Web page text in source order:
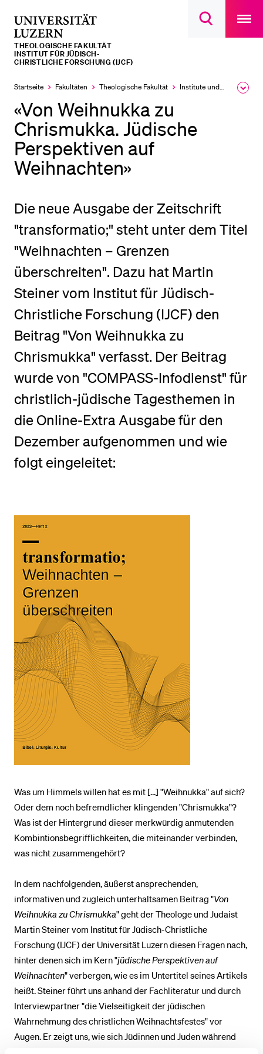
Suchdialog
main
THEOLOGISCHE FAKULTÄT
INSTITUT FÜR JÜDISCH-
CHRISTLICHE FORSCHUNG (IJCF)
Startseite Fakultäten Theologische Fakultät Institute und Forschungsstellen
«Von Weihnukka zu
Chrismukka. Jüdische
Perspektiven auf
Weihnachten»
Die neue Ausgabe der Zeitschrift
"transformatio;" steht unter dem Titel
"Weihnachten – Grenzen
überschreiten". Dazu hat Martin
Steiner vom Institut für Jüdisch-
Christliche Forschung (IJCF) den
Beitrag "Von Weihnukka zu
Chrismukka" verfasst. Der Beitrag
wurde von "COMPASS-Infodienst" für
christlich-jüdische Tagesthemen in
die Online-Extra Ausgabe für den
Dezember aufgenommen und wie
folgt eingeleitet:
Was um Himmels willen hat es mit [...] "Weihnukka" auf sich?
Oder dem noch befremdlicher klingenden "Chrismukka"?
Was ist der Hintergrund dieser merkwürdig anmutenden
Kombintionsbegrifflichkeiten, die miteinander verbinden,
was nicht zusammengehört?
In dem nachfolgenden, äußerst ansprechenden,
informativen und zugleich unterhaltsamen Beitrag "Von
Weihnukka zu Chrismukka" geht der Theologe und Judaist
Martin Steiner vom Institut für Jüdisch-Christliche
Forschung (IJCF) der Universität Luzern diesen Fragen nach,
hinter denen sich im Kern "jüdische Perspektiven auf
Weihnachten" verbergen, wie es im Untertitel seines Artikels
heißt. Steiner führt uns anhand der Fachliteratur und durch
Interviewpartner "die Vielseitigkeit der jüdischen
Wahrnehmung des christlichen Weihnachtsfestes" vor
Augen. Er zeigt uns, wie sich Jüdinnen und Juden während
LETZTE SUCHEN
Sie haben noch keine Suche getätigt.
Schulklassen und Lehrpersonen
Studien­interessierte
Studierende
Forschende
BELIEBTE INHALTE
Vorlesungsverzeichnis
Bibliothek
Sportangebot
Menuplan Mensa
Anmeldung und Zulassung